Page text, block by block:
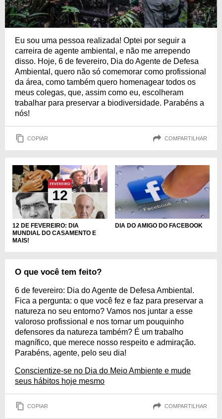
Eu sou uma pessoa realizada! Optei por seguir a
carreira de agente ambiental, e não me arrependo
disso. Hoje, 6 de fevereiro, Dia do Agente de Defesa
Ambiental, quero não só comemorar como profissional
da área, como também quero homenagear todos os
meus colegas, que, assim como eu, escolheram
trabalhar para preservar a biodiversidade. Parabéns a
nós!
COPIAR COMPARTILHAR
12 DE FEVEREIRO: DIA
MUNDIAL DO CASAMENTO E
MAIS!
DIA DO AMIGO DO FACEBOOK
O que você tem feito?
6 de fevereiro: Dia do Agente de Defesa Ambiental.
Fica a pergunta: o que você fez e faz para preservar a
natureza no seu entorno? Vamos nos juntar a esse
valoroso profissional e nos tornar um pouquinho
defensores da natureza também? É um trabalho
magnífico, que merece nosso respeito e admiração.
Parabéns, agente, pelo seu dia!
Conscientize-se no Dia do Meio Ambiente e mude
seus hábitos hoje mesmo
COPIAR COMPARTILHAR